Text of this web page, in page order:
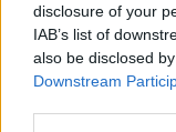
disclosure of your
IAB’s list of
also be disclosed
Downstream